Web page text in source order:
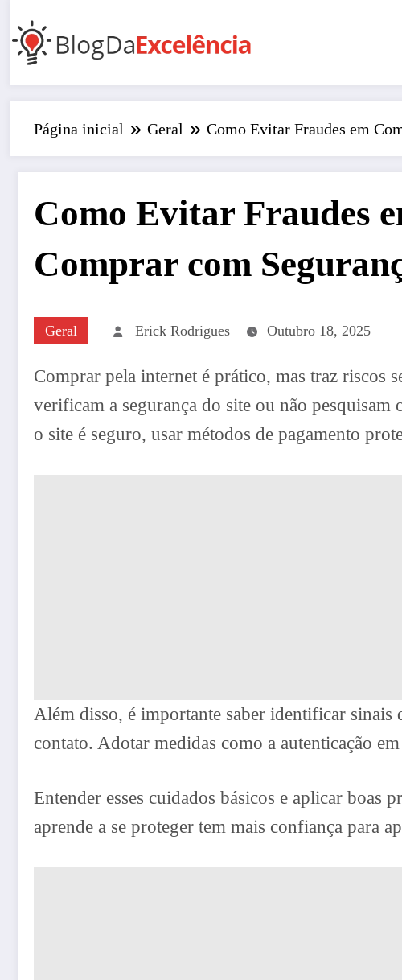
para
conteúdo
Página inicial Geral Como Evitar Fraudes em
Como Evitar Fraudes
Comprar com
Geral Erick Rodrigues Outubro 18, 2025
Comprar pela internet é prático, mas traz riscos
verificam a segurança do site ou não
o site é seguro, usar métodos de pagamento
Além disso, é importante saber identificar sinais
contato. Adotar medidas como a autenticação
Entender esses cuidados básicos e aplicar boas
aprende a se proteger tem mais confiança para